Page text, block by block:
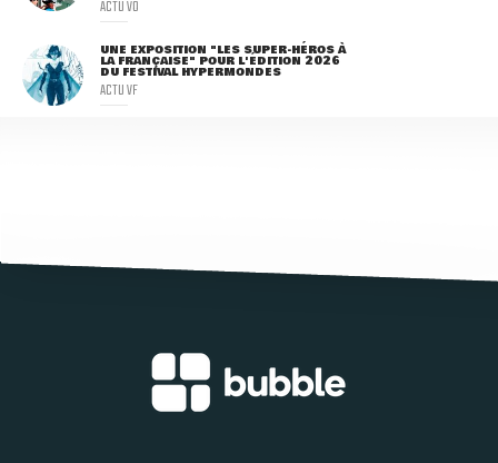
ACTU VO
UNE EXPOSITION "LES SUPER-HÉROS À
LA FRANÇAISE" POUR L'ÉDITION 2026
DU FESTIVAL HYPERMONDES
ACTU VF